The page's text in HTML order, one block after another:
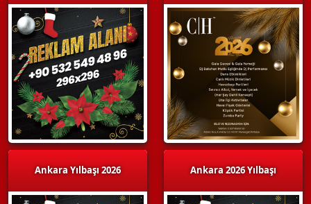
Ankara Yılbaşı 2026 Ankara 2026 Yılbaşı